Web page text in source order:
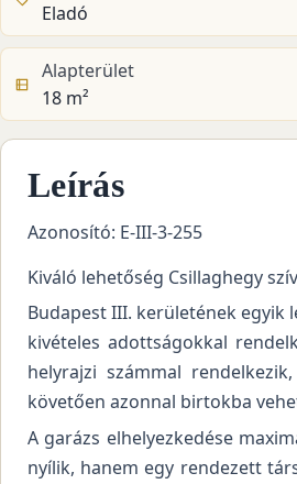
Eladó
Alapterület
18 m²
Leírás
Azonosító: E-III-3-255
Kiváló lehetőség Csillaghegy
Budapest III. kerületének egyik
kivételes adottságokkal
helyrajzi számmal
követően azonnal birtokba
A garázs elhelyezkedése
nyílik, hanem egy rendezett